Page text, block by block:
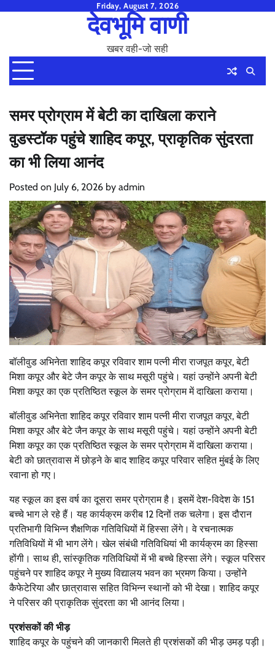
Friday, August 7, 2026
देवभूमि वाणी
खबर वही-जो सही
समर प्रोग्राम में बेटी का दाखिला कराने
वुडस्टॉक पहुंचे शाहिद कपूर, प्राकृतिक सुंदरता
का भी लिया आनंद
Posted on July 6, 2026 by admin
बॉलीवुड अभिनेता शाहिद कपूर रविवार शाम पत्नी मीरा राजपूत कपूर, बेटी
मिशा कपूर और बेटे जैन कपूर के साथ मसूरी पहुंचे। यहां उन्होंने अपनी बेटी
मिशा कपूर का एक प्रतिष्ठित स्कूल के समर प्रोग्राम में दाखिला कराया।
बॉलीवुड अभिनेता शाहिद कपूर रविवार शाम पत्नी मीरा राजपूत कपूर, बेटी
मिशा कपूर और बेटे जैन कपूर के साथ मसूरी पहुंचे। यहां उन्होंने अपनी बेटी
मिशा कपूर का एक प्रतिष्ठित स्कूल के समर प्रोग्राम में दाखिला कराया।
बेटी को छात्रावास में छोड़ने के बाद शाहिद कपूर परिवार सहित मुंबई के लिए
रवाना हो गए।
यह स्कूल का इस वर्ष का दूसरा समर प्रोग्राम है। इसमें देश-विदेश के 151
बच्चे भाग ले रहे हैं। यह कार्यक्रम करीब 12 दिनों तक चलेगा। इस दौरान
प्रतिभागी विभिन्न शैक्षणिक गतिविधियों में हिस्सा लेंगे। वे रचनात्मक
गतिविधियों में भी भाग लेंगे। खेल संबंधी गतिविधियां भी कार्यक्रम का हिस्सा
होंगी। साथ ही, सांस्कृतिक गतिविधियों में भी बच्चे हिस्सा लेंगे। स्कूल परिसर
पहुंचने पर शाहिद कपूर ने मुख्य विद्यालय भवन का भ्रमण किया। उन्होंने
कैफेटेरिया और छात्रावास सहित विभिन्न स्थानों को भी देखा। शाहिद कपूर
ने परिसर की प्राकृतिक सुंदरता का भी आनंद लिया।
प्रशंसकों की भीड़
शाहिद कपूर के पहुंचने की जानकारी मिलते ही प्रशंसकों की भीड़ उमड़ पड़ी।